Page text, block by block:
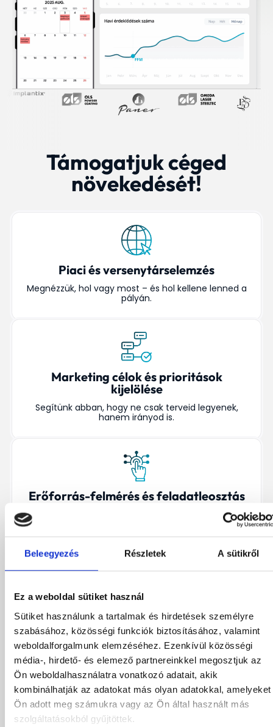
Beleegyezés Részletek A sütikről
Ez a weboldal sütiket használ
Sütiket használunk a tartalmak és hirdetések személyre
szabásához, közösségi funkciók biztosításához, valamint
weboldalforgalmunk elemzéséhez. Ezenkívül közösségi
média-, hirdető- és elemező partnereinkkel megosztjuk az
Ön weboldalhasználatra vonatkozó adatait, akik
kombinálhatják az adatokat más olyan adatokkal, amelyeket
Ön adott meg számukra vagy az Ön által használt más
szolgáltatásokból gyűjtöttek.
Támogatjuk céged
növekedését!
Piaci és versenytárselemzés
Megnézzük, hol vagy most – és hol kellene lenned a
pályán.
Marketing célok és prioritások
kijelölése
Segítünk abban, hogy ne csak terveid legyenek,
hanem irányod is.
Erőforrás-felmérés és feladatleosztás
Megmutatjuk, mit érdemes belül megoldani, és mit
Stratégiai kampánytervezés
Nem posztolgatunk vaktában – minden akciónak
célja és íve van.
Ügyfélszerzési tölcsér felépítése